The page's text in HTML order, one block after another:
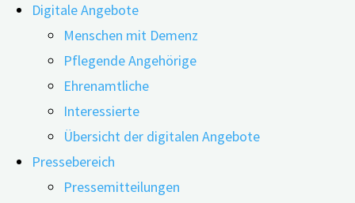
Digitale Angebote
Menschen mit Demenz
Pflegende Angehörige
Ehrenamtliche
Interessierte
Übersicht der digitalen Angebote
Pressebereich
Pressemitteilungen
Entlastung von pflegenden Angehörigen. Aufgrund
des demografischen Wandels, der veränderten
familiären Strukturen und der steigenden Anzahl
freiwilligen Engagements im Themenfeld Demenz
immer mehr in den Fokus der Politik gerückt.
Darüber hinaus beschäftigen sich auch zunehmend